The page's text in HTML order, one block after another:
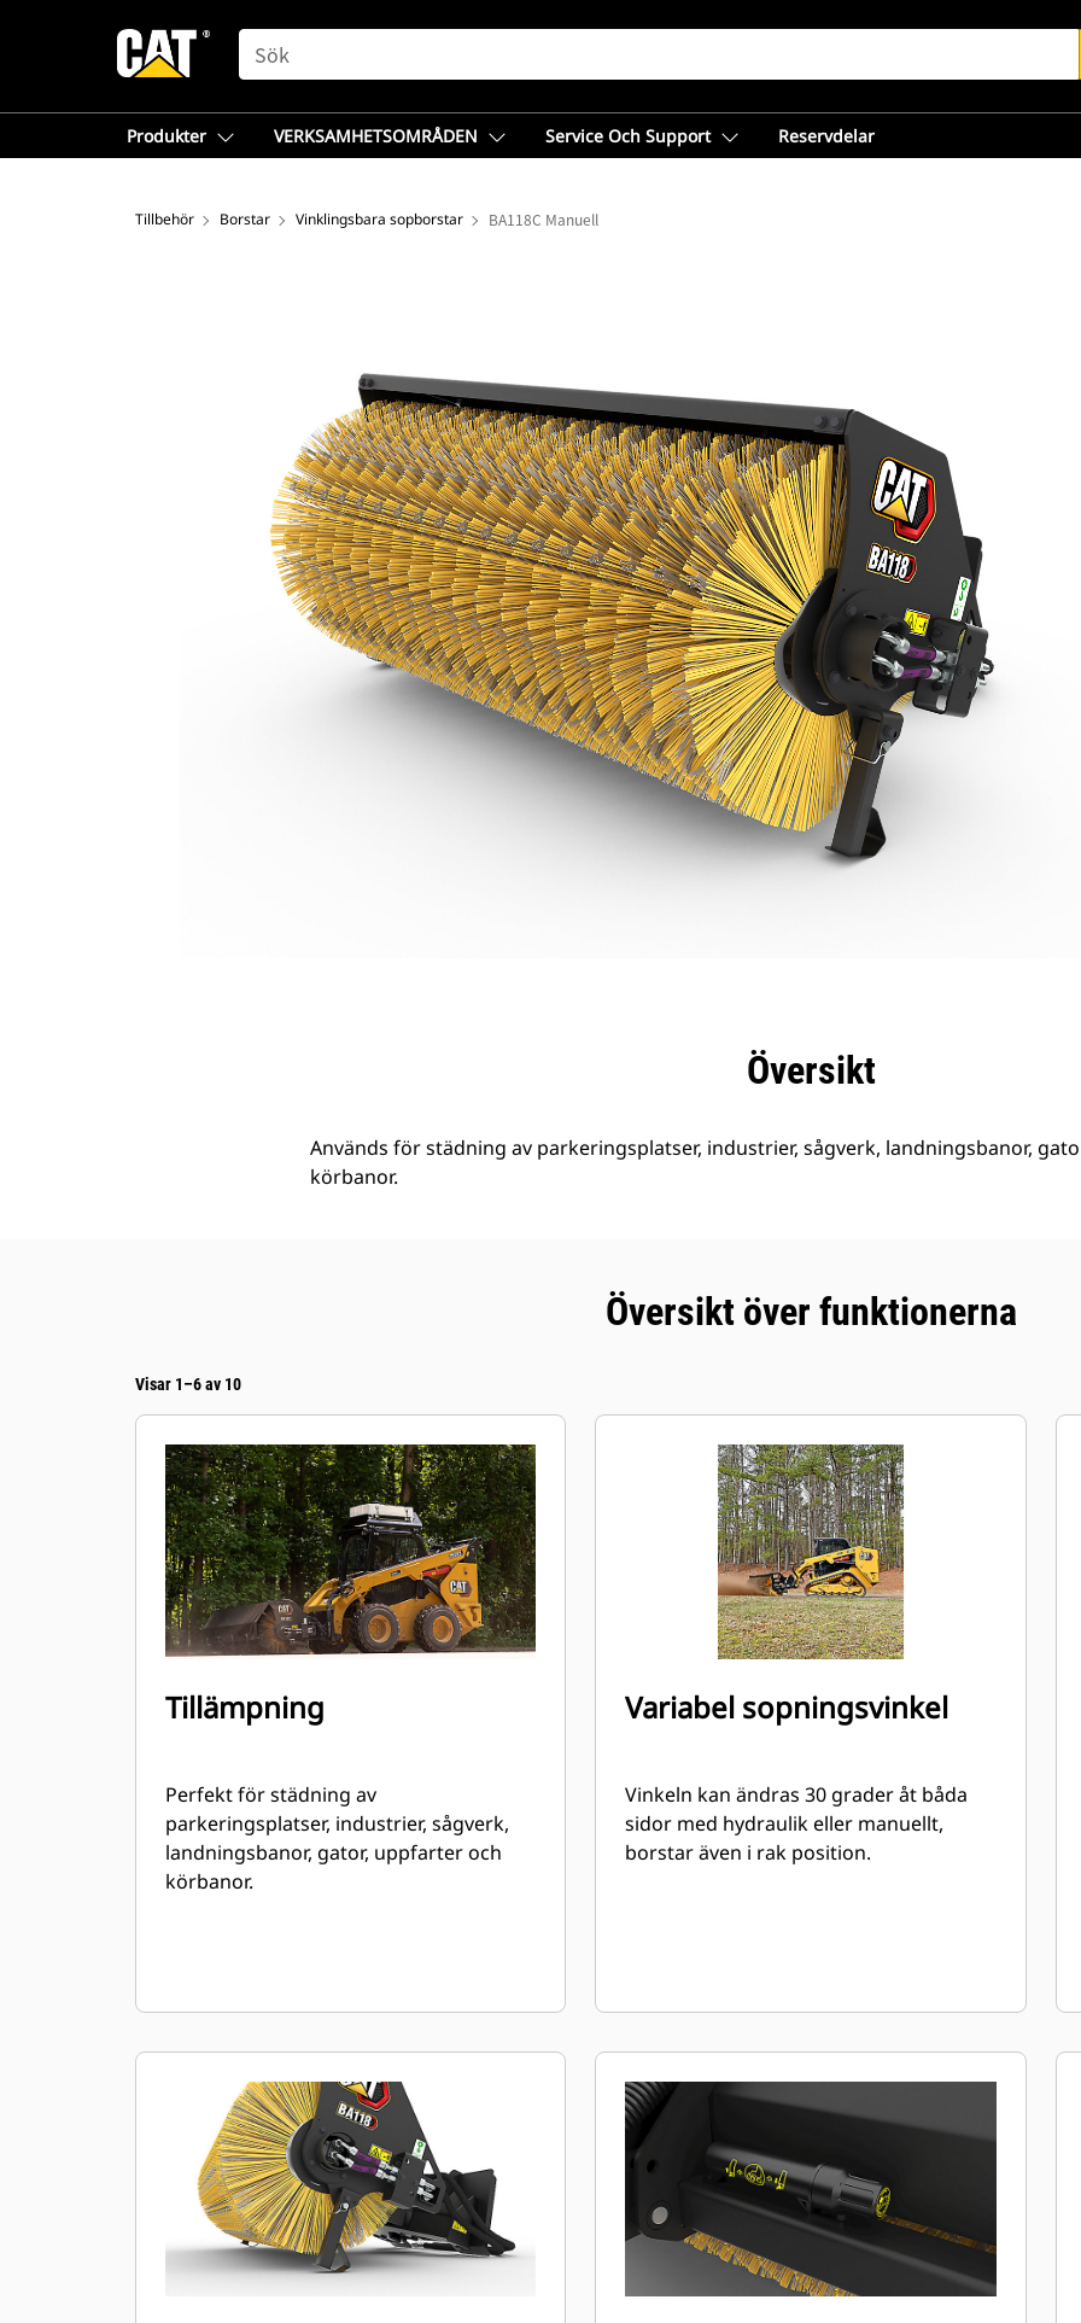
SEARCH
Produkter VERKSAMHETSOMRÅDEN Service Och Support Reservdelar
Tillbehör Borstar Vinklingsbara sopborstar BA118C Manuell
SpecifikationerÖversikt
Används för städning av parkeringsplatser, industrier, sågverk, landningsbanor,
körbanor.
Översikt över funktionerna
Visar 1–6 av 10
Tillämpning
Perfekt för städning av
parkeringsplatser, industrier, sågverk,
landningsbanor, gator, uppfarter och
körbanor.
Variabel sopningsvinkel
Vinkeln kan ändras 30 grader åt båda
sidor med hydraulik eller manuellt,
borstar även i rak position.